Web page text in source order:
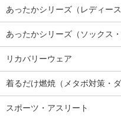
あったかシリーズ（レディース
あったかシリーズ（ソックス・
リカバリーウェア
着るだけ燃焼（メタボ対策・ダ
スポーツ・アスリート